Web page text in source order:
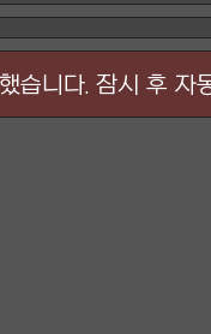
습니다. 잠시 후 자